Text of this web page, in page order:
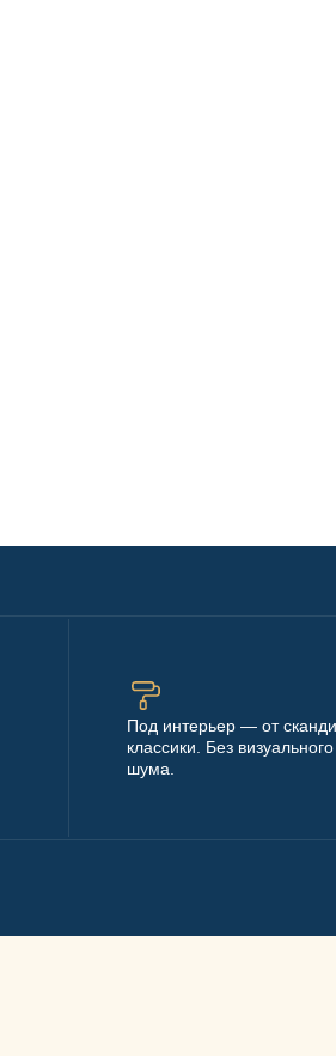
Под интерьер — от
классики. Без визуального
шума.